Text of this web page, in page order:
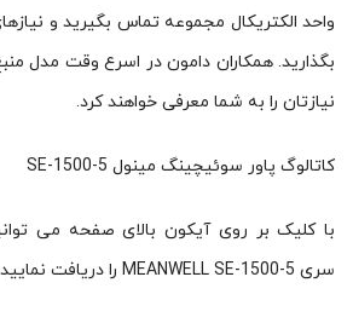
واحد الکتریکال مجموعه تماس بگیرید و
بگذارید. همکاران دامون در اسرع وقت مدل
نیازتان را به شما معرفی خواهند کرد.
کاتالوگ پاور سوئیچینگ مینول SE-1500-5
با کلیک بر روی آیکون بالای صفحه می
سری MEANWELL SE-1500-5 را دریافت نمایید.